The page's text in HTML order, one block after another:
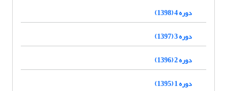
دوره 4 (1398)
دوره 3 (1397)
دوره 2 (1396)
دوره 1 (1395)